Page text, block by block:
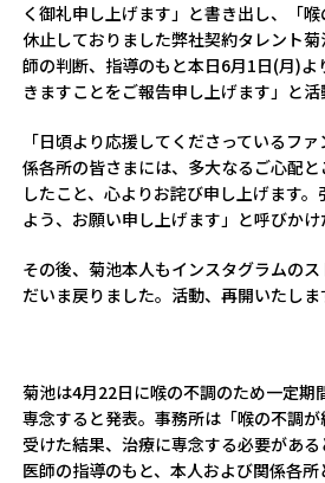
く御礼申し上げます」と書き出し、「
休止しておりました弊社契約タレント
師の判断、指導のもと本日6月1日(月)
きますことをご報告申し上げます」と活
「日頃より応援してくださっているフ
係各所の皆さまには、多大なるご心配
したこと、心よりお詫び申し上げます
よう、お願い申し上げます」と呼びかけ
その後、菊池本人もインスタグラムの
だいま戻りました。活動、再開いたしま
菊池は4月22日に喉の不調のため一定期
専念すると発表。事務所は「喉の不調
受けた結果、治療に専念する必要がある
医師の指導のもと、本人および関係各